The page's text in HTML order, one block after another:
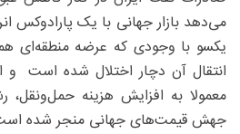
می‌دهد بازار جهانی با یک پارادوکس
یکسو با وجودی که عرضه منطقه‌ای
انتقال آن دچار اختلال شده است
معمولا به افزایش هزینه
جهش قیمت‌های جهانی منجر شده